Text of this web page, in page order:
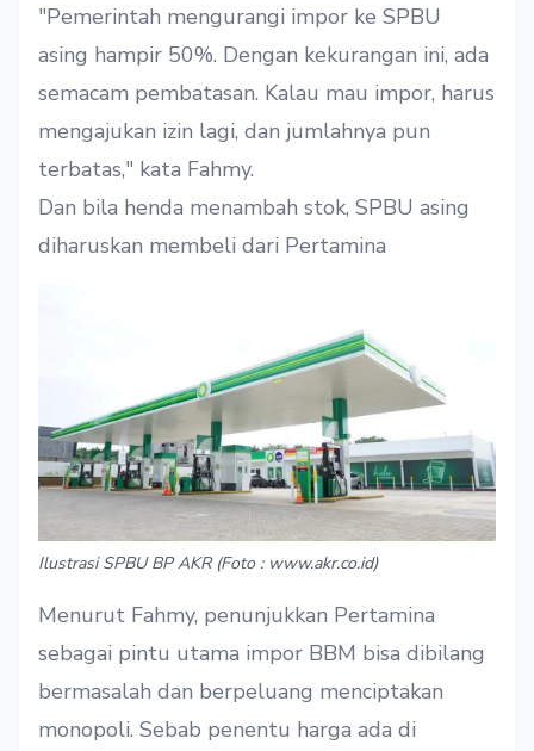
"Pemerintah mengurangi impor ke SPBU
asing hampir 50%. Dengan kekurangan ini, ada
semacam pembatasan. Kalau mau impor, harus
mengajukan izin lagi, dan jumlahnya pun
terbatas," kata Fahmy.
Dan bila henda menambah stok, SPBU asing
diharuskan membeli dari Pertamina
Ilustrasi SPBU BP AKR (Foto : www.akr.co.id)
Menurut Fahmy, penunjukkan Pertamina
sebagai pintu utama impor BBM bisa dibilang
bermasalah dan berpeluang menciptakan
monopoli. Sebab penentu harga ada di